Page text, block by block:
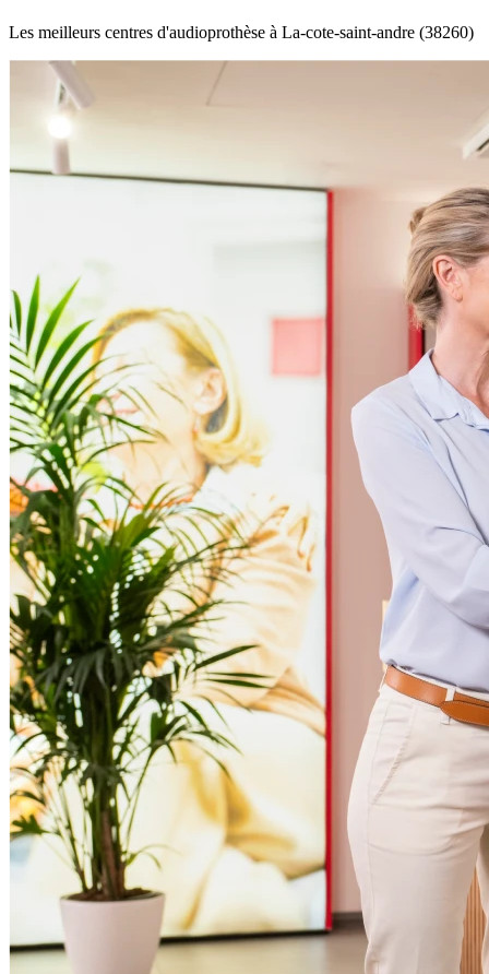
Les meilleurs centres d'audioprothèse à La-cote-saint-andre (38260)